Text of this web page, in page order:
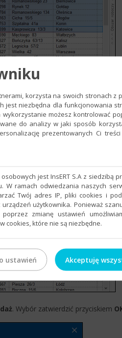
indywidualne. Opcja ta jest
.
. Wybór zatwierdzić przyciskiem
korzysta na swoich stronach z
jest niezbędna dla funkcjonowania
wykorzystanie możesz kontrolować
do analizy w jaki sposób
prezentowanych Ci
jest InsERT S.A z siedzibą
W ramach odwiedzania naszych
Twój adres IP, pliki cookies i
użytkownika. Ponieważ
zmianę ustawień
cookies, które nie są niezbędne.
ustawień Akceptuję